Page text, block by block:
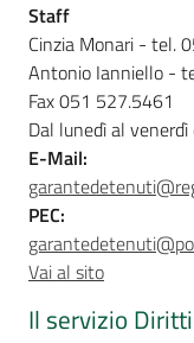
Staff
Cinzia Monari - tel.
Antonio Ianniello -
Fax 051 527.5461
Dal lunedì al
E-Mail:
PEC:
Vai al sito
Il servizio